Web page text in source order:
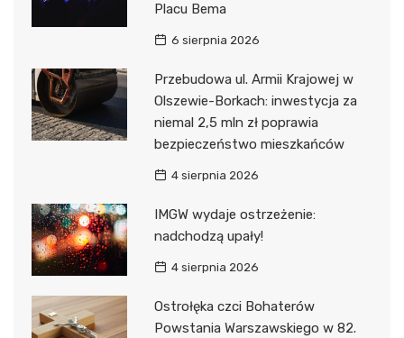
Placu Bema
6 sierpnia 2026
Przebudowa ul. Armii Krajowej w
Olszewie-Borkach: inwestycja za
niemal 2,5 mln zł poprawia
bezpieczeństwo mieszkańców
4 sierpnia 2026
IMGW wydaje ostrzeżenie:
nadchodzą upały!
4 sierpnia 2026
Ostrołęka czci Bohaterów
Powstania Warszawskiego w 82.